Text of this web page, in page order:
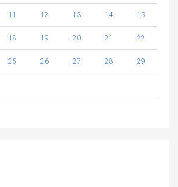
11 12 13 14 15
18 19 20 21 22
25 26 27 28 29